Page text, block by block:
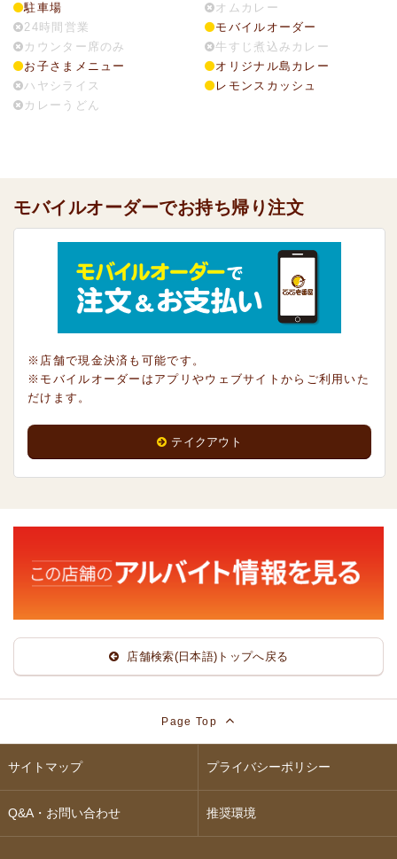
駐車場
24時間営業
カウンター席のみ
お子さまメニュー
ハヤシライス
カレーうどん
オムカレー
モバイルオーダー
牛すじ煮込みカレー
オリジナル島カレー
レモンスカッシュ
モバイルオーダーでお持ち帰り注文
※店舗で現金決済も可能です。
※モバイルオーダーはアプリやウェブサイトからご利用いた
だけます。
テイクアウト
店舗検索(日本語)トップへ戻る
Page Top
サイトマップ プライバシーポリシー
Q&A・お問い合わせ 推奨環境